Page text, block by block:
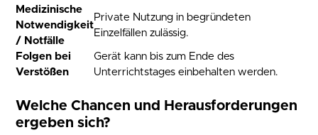
Medizinische
Notwendigkeit
/ Notfälle
Private Nutzung in begründeten
Einzelfällen zulässig.
Folgen bei
Verstößen
Gerät kann bis zum Ende des
Unterrichtstages einbehalten werden.
Welche Chancen und Herausforderungen
ergeben sich?